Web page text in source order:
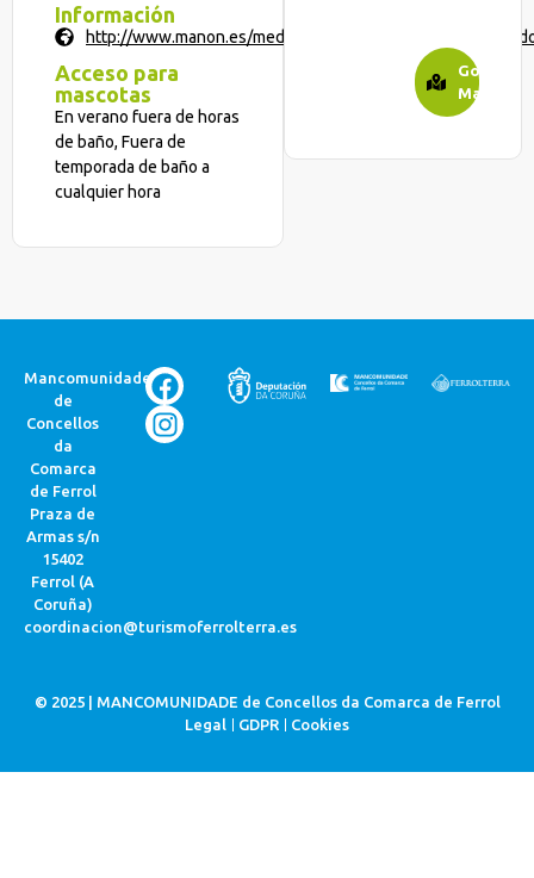
Información
http://www.manon.es/media/documentos/
Acceso para
mascotas
En verano fuera de horas
de baño, Fuera de
temporada de baño a
cualquier hora
Google
Maps
Mancomunidade
de
Concellos
da
Comarca
de Ferrol
Praza de
Armas s/n
15402
Ferrol (A
Coruña)
coordinacion@turismoferrolterra.es
© 2025 | MANCOMUNIDADE de Concellos da Comarca de Ferrol
Legal
GDPR Cookies